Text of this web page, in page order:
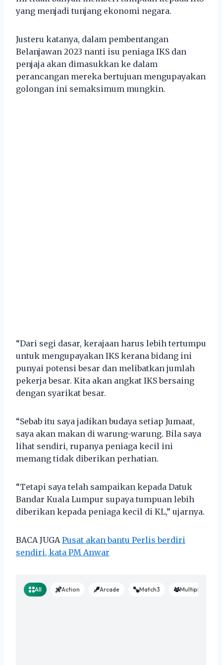
yang menjadi tunjang ekonomi negara.
Justeru katanya, dalam pembentangan
Belanjawan 2023 nanti isu peniaga IKS dan
penjaja akan dimasukkan ke dalam
perancangan mereka bertujuan mengupayakan
golongan ini semaksimum mungkin.
“Dari segi dasar, kerajaan harus lebih tertumpu
untuk mengupayakan IKS kerana bidang ini
punyai potensi besar dan melibatkan jumlah
pekerja besar. Kita akan angkat IKS bersaing
dengan syarikat besar.
“Sebab itu saya jadikan budaya setiap Jumaat,
saya akan makan di warung-warung. Bila saya
lihat sendiri, rupanya peniaga kecil ini
memang tidak diberikan perhatian.
“Tetapi saya telah sampaikan kepada Datuk
Bandar Kuala Lumpur supaya tumpuan lebih
diberikan kepada peniaga kecil di KL,” ujarnya.
BACA JUGA Pusat akan bantu Perlis berdiri
sendiri, kata PM Anwar